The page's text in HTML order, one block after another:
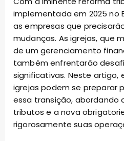
implementada em 2025 no
as empresas que
mudanças. As igrejas, que
de um gerenciamento
também enfrentarão
significativas. Neste artigo,
igrejas podem se preparar
essa transição, abordando
tributos e a nova
rigorosamente suas